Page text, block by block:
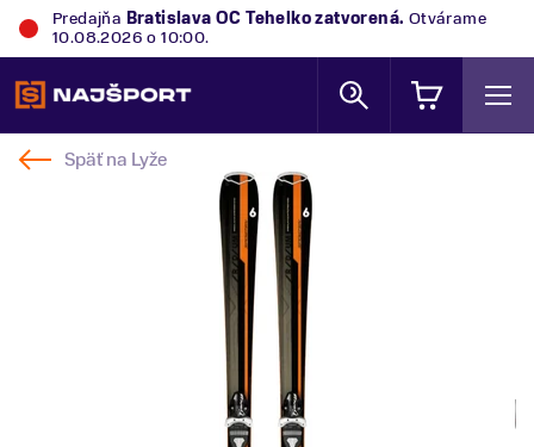
Predajňa Bratislava OC Tehelkozatvorená. Otvárame
10.08.2026 o 10:00.
Späť na Lyže